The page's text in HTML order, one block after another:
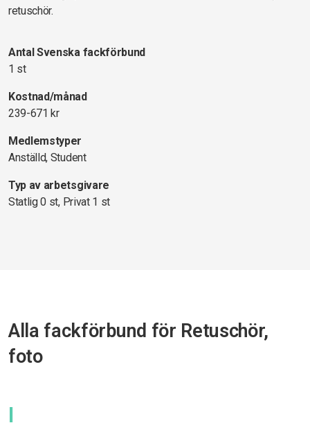
retuschör.
Antal Svenska fackförbund
1 st
Kostnad/månad
239-671 kr
Medlemstyper
Anställd, Student
Typ av arbetsgivare
Statlig 0 st, Privat 1 st
Alla fackförbund för Retuschör,
foto
I